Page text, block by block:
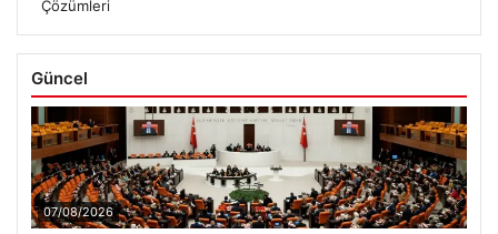
Çözümleri
Güncel
07/08/2026